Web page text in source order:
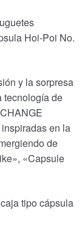
Hoi-Poi No.
y la sorpresa
tecnología de
en la
de
«Capsule
tipo cápsula